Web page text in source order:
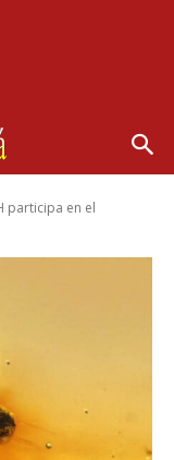
participa en el